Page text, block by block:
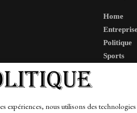
expériences, nous utilisons des technologies
Home
Politique
Sports